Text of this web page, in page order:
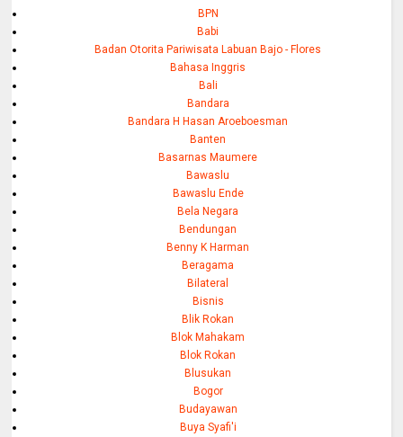
BPN
Babi
Badan Otorita Pariwisata Labuan Bajo - Flores
Bahasa Inggris
Bali
Bandara
Bandara H Hasan Aroeboesman
Banten
Basarnas Maumere
Bawaslu
Bawaslu Ende
Bela Negara
Bendungan
Benny K Harman
Beragama
Bilateral
Bisnis
Blik Rokan
Blok Mahakam
Blok Rokan
Blusukan
Bogor
Budayawan
Buya Syafi'i